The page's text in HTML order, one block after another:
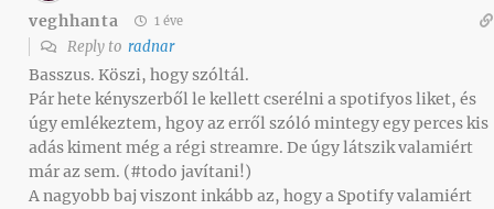
veghhanta 1 éve
Reply to radnar
Basszus. Köszi, hogy szóltál.
Pár hete kényszerből le kellett cserélni a spotifyos liket, és
úgy emlékeztem, hgoy az erről szóló mintegy egy perces kis
adás kiment még a régi streamre. De úgy látszik valamiért
már az sem. (#todo javítani!)
A nagyobb baj viszont inkább az, hogy a Spotify valamiért